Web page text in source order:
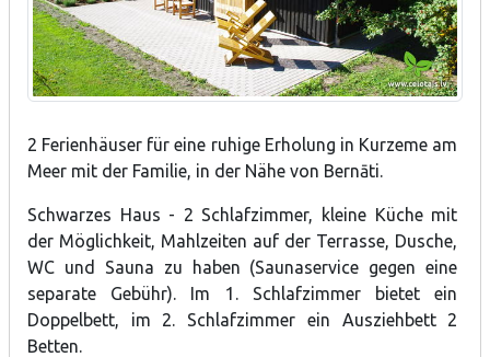
2 Ferienhäuser für eine ruhige Erholung in Kurzeme am
Meer mit der Familie, in der Nähe von Bernāti.
Schwarzes Haus - 2 Schlafzimmer, kleine Küche mit
der Möglichkeit, Mahlzeiten auf der Terrasse, Dusche,
WC und Sauna zu haben (Saunaservice gegen eine
separate Gebühr). Im 1. Schlafzimmer bietet ein
Doppelbett, im 2. Schlafzimmer ein Ausziehbett 2
Betten.